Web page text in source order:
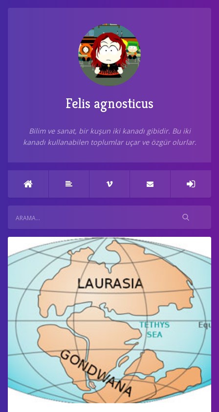
Felis agnosticus
Bilim ve sanat, bir kuşun iki kanadı gibidir. Bu iki
kanadı kullanabilen toplumlar uçar ve özgür olurlar.